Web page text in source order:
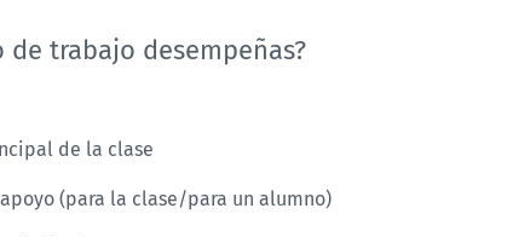
de trabajo desempeñas?
de la clase
(para la clase/para un alumno)